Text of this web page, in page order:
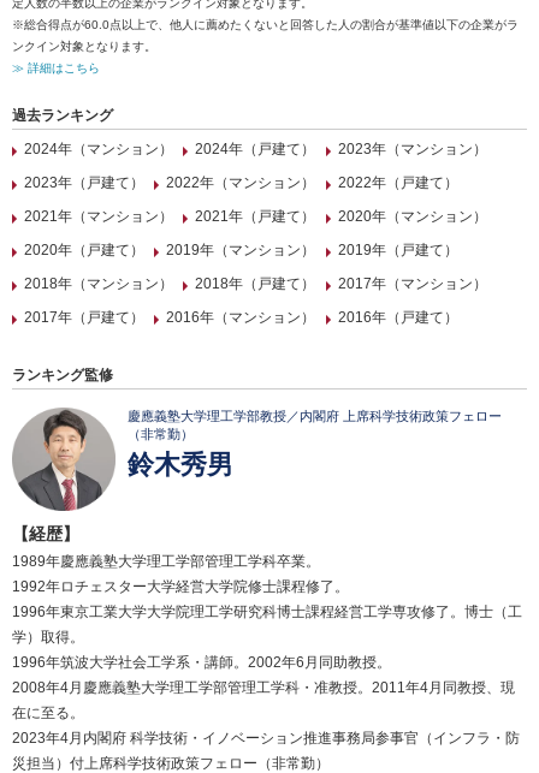
定人数の半数以上の企業がランクイン対象となります。
※総合得点が60.0点以上で、他人に薦めたくないと回答した人の割合が基準値以下の企業がラ
ンクイン対象となります。
≫ 詳細はこちら
過去ランキング
2024年（マンション）
2024年（戸建て）
2023年（マンション）
2023年（戸建て）
2022年（マンション）
2022年（戸建て）
2021年（マンション）
2021年（戸建て）
2020年（マンション）
2020年（戸建て）
2019年（マンション）
2019年（戸建て）
2018年（マンション）
2018年（戸建て）
2017年（マンション）
2017年（戸建て）
2016年（マンション） 2016年（戸建て）
ランキング監修
慶應義塾大学理工学部教授／内閣府 上席科学技術政策フェロー
（非常勤）
鈴木秀男
【経歴】
1989年慶應義塾大学理工学部管理工学科卒業。
1992年ロチェスター大学経営大学院修士課程修了。
1996年東京工業大学大学院理工学研究科博士課程経営工学専攻修了。博士（工
学）取得。
1996年筑波大学社会工学系・講師。2002年6月同助教授。
2008年4月慶應義塾大学理工学部管理工学科・准教授。2011年4月同教授、現
在に至る。
2023年4月内閣府 科学技術・イノベーション推進事務局参事官（インフラ・防
災担当）付上席科学技術政策フェロー（非常勤）